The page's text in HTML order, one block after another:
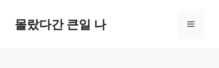
몰랐다간 큰일 나 메